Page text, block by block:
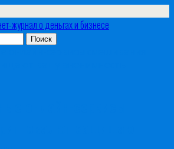
журнал о деньгах и бизнесе